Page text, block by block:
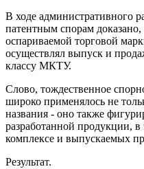
В ходе административного
патентным спорам доказано,
оспариваемой торговой
осуществлял выпуск и
классу МКТУ.
Слово, тождественное
широко применялось не
названия - оно также
разработанной продукции,
комплексе и выпускаемых
Результат.